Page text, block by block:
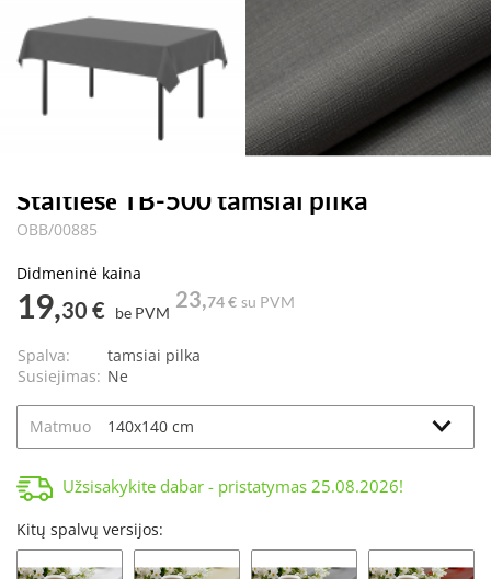
Staltiesė TB-500 tamsiai pilka
OBB/00885
Didmeninė kaina
19,30 € be PVM
23,74 € su PVM
Spalva:
tamsiai pilka
Susiejimas: Ne
Matmuo
Užsisakykite dabar - pristatymas 25.08.2026!
Kitų spalvų versijos: